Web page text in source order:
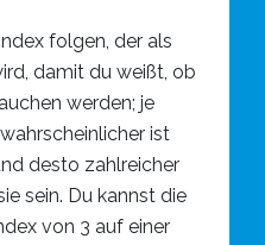
folgen, der als
damit du weißt, ob
werden; je
ist
desto zahlreicher
sein. Du kannst die
von 3 auf einer